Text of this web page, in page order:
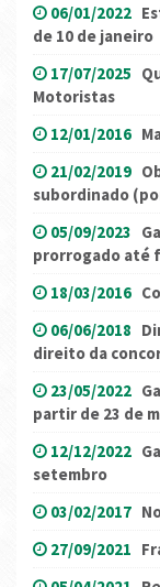
06/01/2022
de 10 de janeiro
17/07/2025
Motoristas
12/01/2016
21/02/2019
subordinado
05/09/2023
prorrogado até
18/03/2016
06/06/2018
direito da
23/05/2022
partir de 23 de
12/12/2022
setembro
03/02/2017
27/09/2021